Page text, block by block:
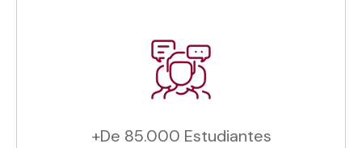
+De 85.000 Estudiantes